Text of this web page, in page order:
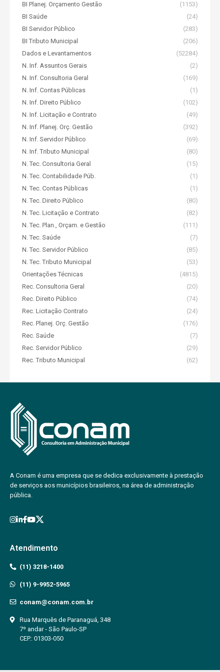
BI Planej. Orçamento Gestão
(1153)
BI Saúde
(24)
BI Servidor Público
(283)
BI Tributo Municipal
(206)
Dados e Levantamentos
(52284)
N. Inf. Assuntos Gerais
(2)
N. Inf. Consultoria Geral
(169)
N. Inf. Contas Públicas
(1)
N. Inf. Direito Público
(102)
N. Inf. Licitação e Contrato
(49)
N. Inf. Planej. Orç. Gestão
(392)
N. Inf. Servidor Público
(69)
N. Inf. Tributo Municipal
(80)
N. Tec. Consultoria Geral
(15)
N. Tec. Contabilidade Púb.
(1)
N. Tec. Contas Públicas
(1)
N. Tec. Direito Público
(80)
N. Tec. Licitação e Contrato
(82)
N. Tec. Plan., Orçam. e Gestão
(111)
N. Tec. Saúde
(7)
N. Tec. Servidor Público
(85)
N. Tec. Tributo Municipal
(53)
Orientações Técnicas
(4815)
Rec. Consultoria Geral
(20)
Rec. Direito Público
(74)
Rec. Licitação Contrato
(24)
Rec. Planej. Orç. Gestão
(176)
Rec. Saúde
(7)
Rec. Servidor Público
(29)
Rec. Tributo Municipal
(62)
A Conam é uma empresa que se dedica exclusivamente à prestação
de serviços aos municípios brasileiros, na área de administração
pública.
Atendimento
(11) 3218-1400
(11) 9-9952-5965
conam@conam.com.br
Rua Marquês de Paranaguá, 348
7º andar - São Paulo-SP
CEP.: 01303-050